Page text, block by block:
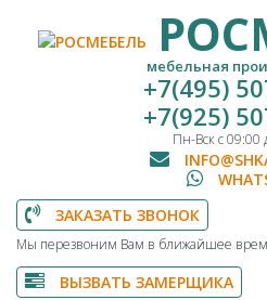
мебельная
+7(495)
+7(925)
Пн-Вск с 09:00
ЗАКАЗАТЬ ЗВОНОК
Мы перезвоним Вам в ближайшее
ВЫЗВАТЬ ЗАМЕРЩИКА